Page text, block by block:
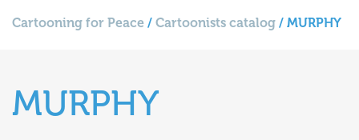
Cartooning for Peace / Cartoonists catalog / MURPHY
MURPHY